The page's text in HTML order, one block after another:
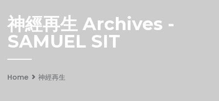
神經再生 Archives -
SAMUEL SIT
Home 神經再生